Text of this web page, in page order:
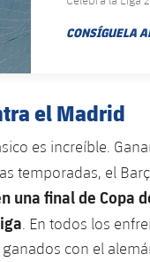
CONSÍGUELA
FECHA DE
el Madrid
es increíble.
temporadas, el
una final de Copa
. En todos los
con el